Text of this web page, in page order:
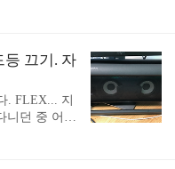
는 방법은
지난 주말
디선가 저
군요. 음악을
예전
등이 거슬렸
용하니 당
등 끄기. 자
. FLEX... 지
니던 중 어디
려 오더군